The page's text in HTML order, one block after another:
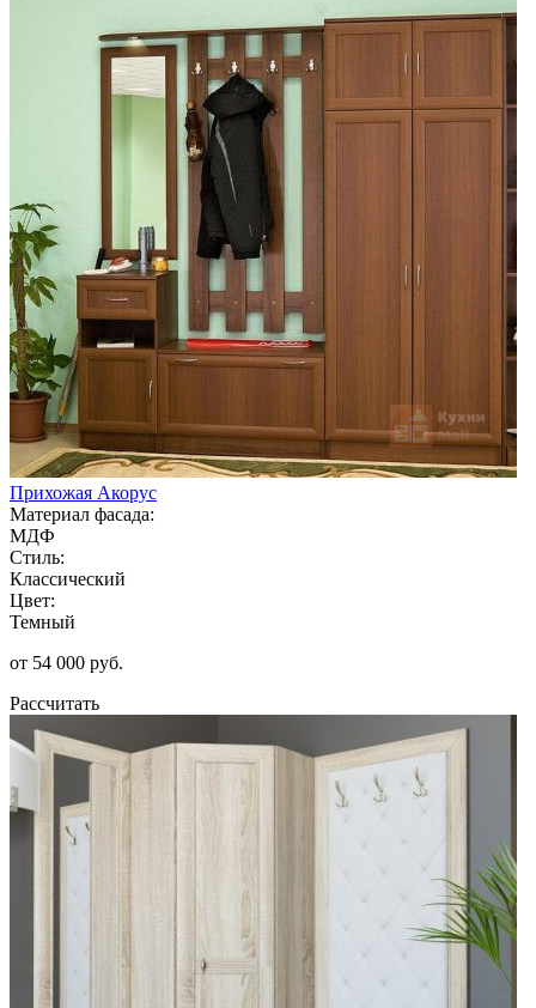
Прихожая Акорус
Материал фасада:
МДФ
Стиль:
Классический
Цвет:
Темный
от 54 000 руб.
Рассчитать